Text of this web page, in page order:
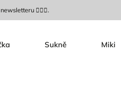
🙋🏼‍♀️.
Sukně Mikiny